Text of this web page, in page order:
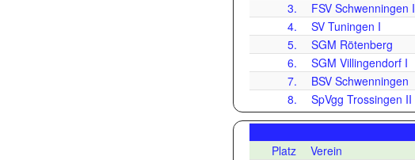
3.
FSV Schwenningen I
4.
SV Tuningen I
5.
SGM Rötenberg
6.
SGM Villingendorf I
7.
BSV Schwenningen
8.
SpVgg Trossingen II
Platz
Verein